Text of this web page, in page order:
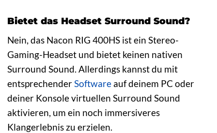
Bietet das Headset Surround Sound?
Nein, das Nacon RIG 400HS ist ein Stereo-
Gaming-Headset und bietet keinen nativen
Surround Sound. Allerdings kannst du mit
entsprechender Software auf deinem PC oder
deiner Konsole virtuellen Surround Sound
aktivieren, um ein noch immersiveres
Klangerlebnis zu erzielen.